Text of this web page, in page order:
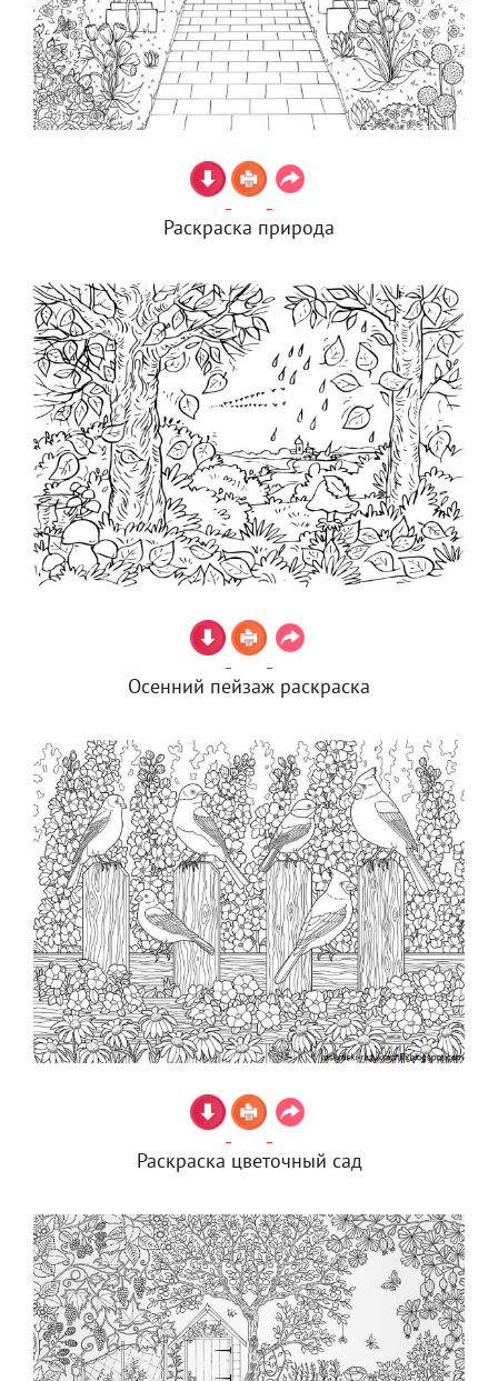
Раскраска природа
Осенний пейзаж раскраска
Раскраска цветочный сад